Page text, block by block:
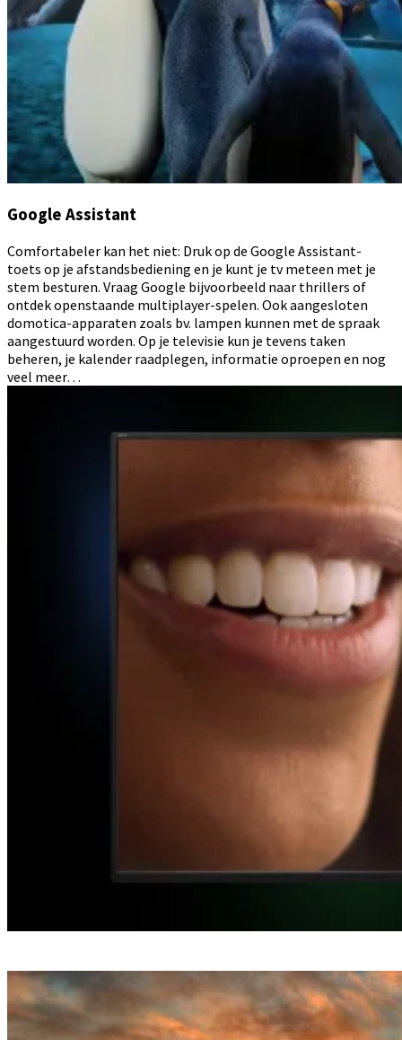
Google Assistant
Comfortabeler kan het niet: Druk op de Google Assistant-
toets op je afstandsbediening en je kunt je tv meteen met je
stem besturen. Vraag Google bijvoorbeeld naar thrillers of
ontdek openstaande multiplayer-spelen. Ook aangesloten
domotica-apparaten zoals bv. lampen kunnen met de spraak
aangestuurd worden. Op je televisie kun je tevens taken
beheren, je kalender raadplegen, informatie oproepen en nog
veel meer…